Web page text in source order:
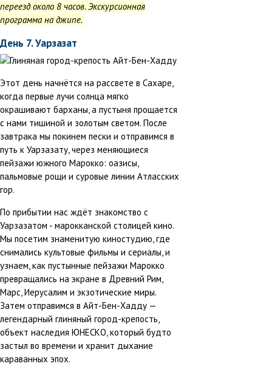
переезд около 8 часов. Экскурсионная
программа на джипе.
День 7. Уарзазат
Этот день начнётся на рассвете в Сахаре,
когда первые лучи солнца мягко
окрашивают барханы, а пустыня прощается
с нами тишиной и золотым светом. После
завтрака мы покинем пески и отправимся в
путь к Уарзазату, через меняющиеся
пейзажи южного Марокко: оазисы,
пальмовые рощи и суровые линии Атласских
гор.
По прибытии нас ждёт знакомство с
Уарзазатом - марокканской столицей кино.
Мы посетим знаменитую киностудию, где
снимались культовые фильмы и сериалы, и
узнаем, как пустынные пейзажи Марокко
превращались на экране в Древний Рим,
Марс, Иерусалим и экзотические миры.
Затем отправимся в Айт-Бен-Хадду —
легендарный глиняный город-крепость,
объект наследия ЮНЕСКО, который будто
застыл во времени и хранит дыхание
караванных эпох.